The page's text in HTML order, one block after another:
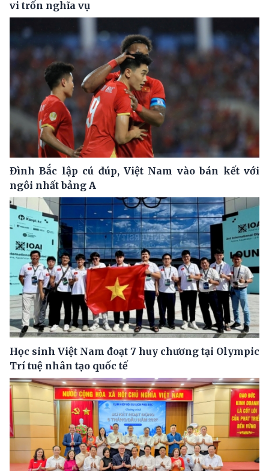
vi trốn nghĩa vụ
Đình Bắc lập cú đúp, Việt Nam vào bán kết với
ngôi nhất bảng A
Học sinh Việt Nam đoạt 7 huy chương tại Olympic
Trí tuệ nhân tạo quốc tế